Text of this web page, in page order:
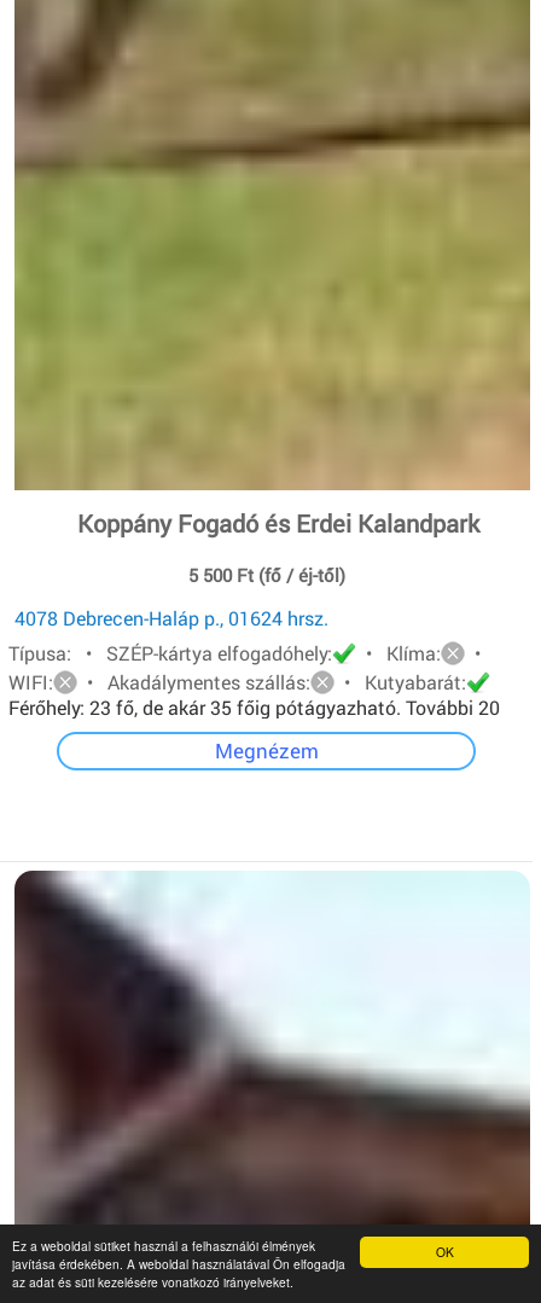
OK
Ez a weboldal sütiket használ a felhasználói élmények
javítása érdekében. A weboldal használatával Ön elfogadja
az adat és süti kezelésére vonatkozó irányelveket.
Koppány Fogadó és Erdei Kalandpark
5 500 Ft (fő / éj-től)
4078 Debrecen-Haláp p., 01624 hrsz.
Típusa: • SZÉP-kártya elfogadóhely:
• Klíma:
•
WIFI:
• Akadálymentes szállás:
• Kutyabarát:
Férőhely: 23 fő, de akár 35 főig pótágyazható. További 20
főt pedig sátorban tudunk elhelyezni.
Megnézem